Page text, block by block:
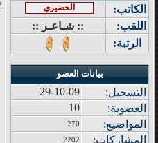
الكاتب: الخضيري
اللقب:
:: شـاعـر ::
الرتبة:
بيانات العضو
التسجيل:
29-10-09
العضوية:
10
المواضيع:
270
المشاركات:
2202